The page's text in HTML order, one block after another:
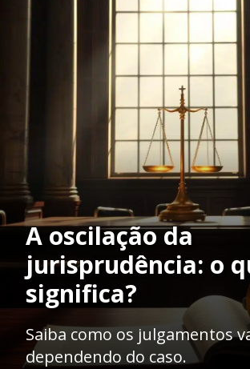
A oscilação da
jurisprudência: o
significa?
Saiba como os julgamentos
dependendo do caso.